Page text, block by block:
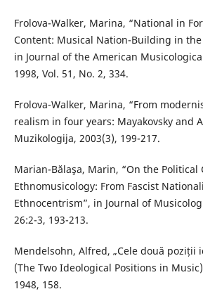
Frolova-Walker, Marina, “National in
Content: Musical Nation-Building in the
in Journal of the American
1998, Vol. 51, No. 2, 334.
Frolova-Walker, Marina, “From
realism in four years: Mayakovsky and
Muzikologija, 2003(3), 199-217.
Marian-Bălaşa, Marin, “On the
Ethnomusicology: From Fascist
Ethnocentrism”, in Journal of
26:2-3, 193-213.
Mendelsohn, Alfred, „Cele două poziții
(The Two Ideological Positions in
1948, 158.